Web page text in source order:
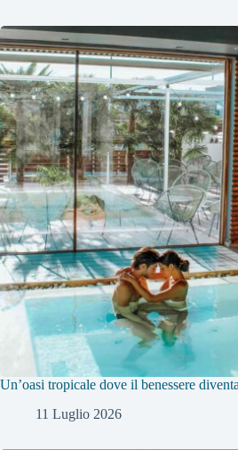
Un’oasi tropicale dove il benessere
11 Luglio 2026